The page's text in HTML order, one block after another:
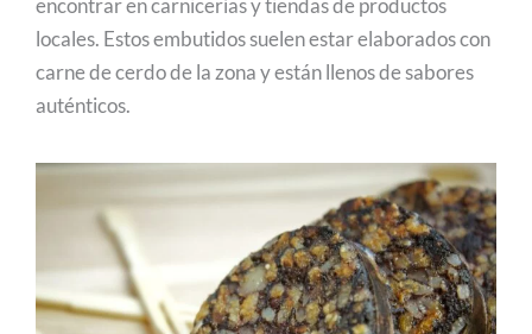
encontrar en carnicerías y tiendas de productos
locales. Estos embutidos suelen estar elaborados con
carne de cerdo de la zona y están llenos de sabores
auténticos.